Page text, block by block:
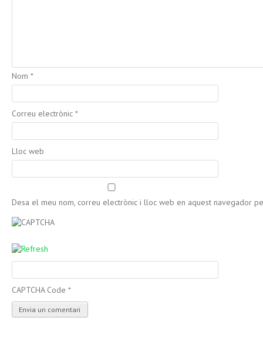
Nom *
Correu electrònic *
Lloc web
Desa el meu nom, correu electrònic i lloc web en aquest navegador
CAPTCHA Code *